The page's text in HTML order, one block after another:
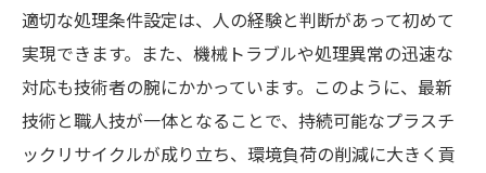
適切な処理条件設定は、人の経験と判断があって初めて
実現できます。また、機械トラブルや処理異常の迅速な
対応も技術者の腕にかかっています。このように、最新
技術と職人技が一体となることで、持続可能なプラスチ
ックリサイクルが成り立ち、環境負荷の削減に大きく貢